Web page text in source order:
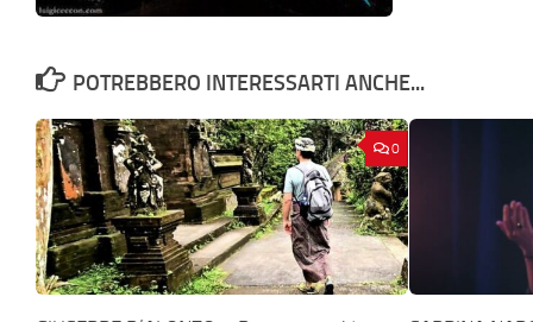
POTREBBERO INTERESSARTI ANCHE...
0